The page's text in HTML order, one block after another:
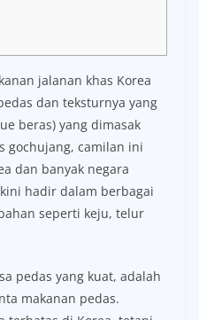
jalanan khas Korea
dan teksturnya yang
beras) yang dimasak
gochujang, camilan ini
dan banyak negara
hadir dalam berbagai
seperti keju, telur
pedas yang kuat, adalah
makanan pedas.